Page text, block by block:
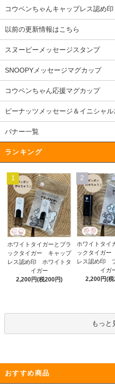
コウペンちゃんキャップレス認め印
以前の更新情報はこちら
スヌーピーメッセージスタンプ
SNOOPYメッセージマグカップ
コウペンちゃん応援マグカップ
ピーナッツメッセージ＆イニシャ
バナー一覧
ランキング
1
ホワイトタイガーとブラ
ックタイガー キャップ
レス認め印 ホワイトタ
イガー
2,200円(税200円)
2
ホワイトタイ
ックタイガ
レス認め印
イガ
2,200円(
もっと
おすすめ商品